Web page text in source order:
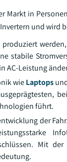
Markt in
und wird
produziert
stabile
AC-Leistung
wieLaptops
führt.
der
Mit